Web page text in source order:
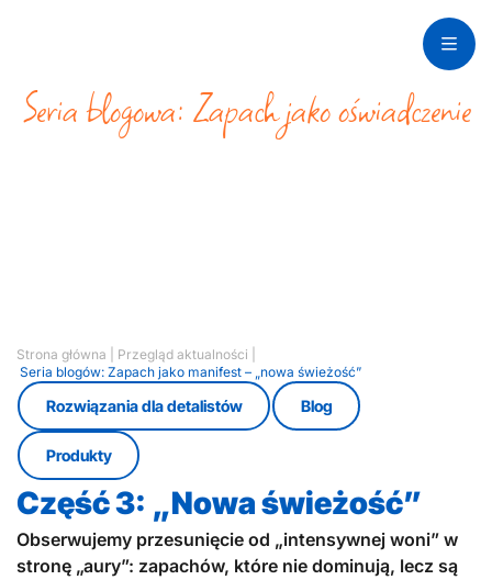
Seria blogowa: Zapach jako oświadczenie
„Nowa świeżość”
Strona główna Przegląd aktualności
Seria blogów: Zapach jako manifest – „nowa świeżość”
Rozwiązania dla detalistów Blog
Produkty
Część 3: „Nowa świeżość”
Obserwujemy przesunięcie od „intensywnej woni” w
stronę „aury”: zapachów, które nie dominują, lecz są